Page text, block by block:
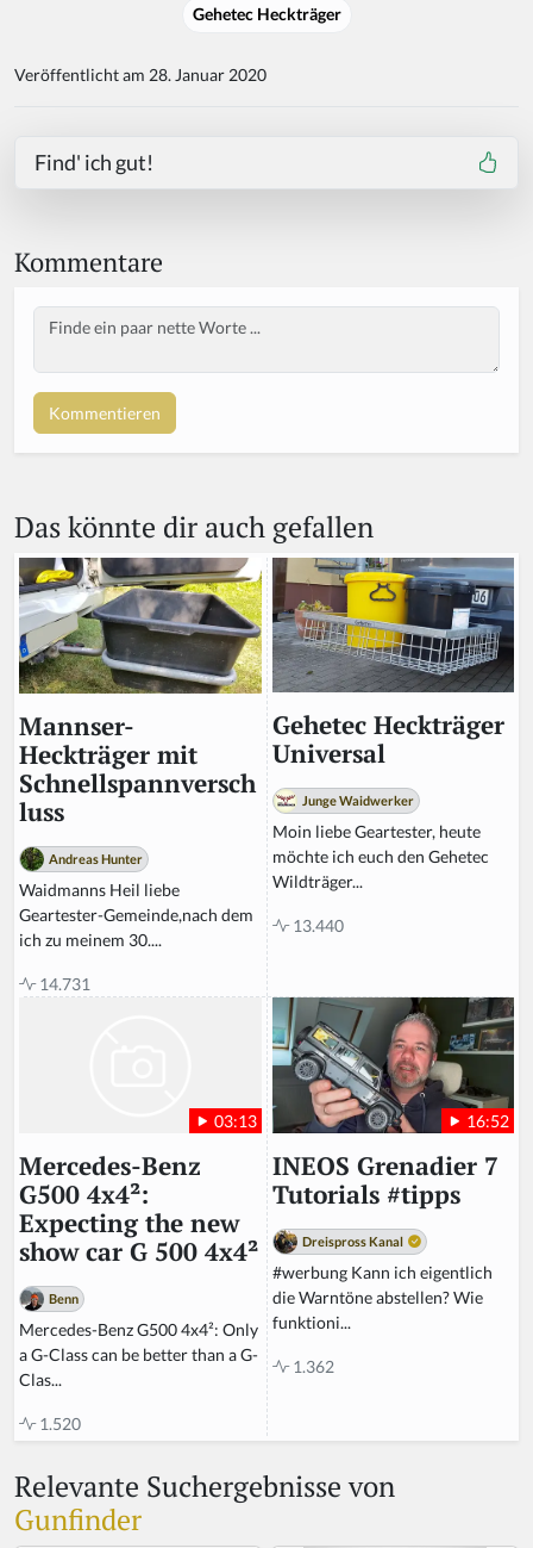
Gehetec Heckträger
Veröffentlicht am 28. Januar 2020
Find' ich gut!
Kommentare
Body
Das könnte dir auch gefallen
Mannser-
Heckträger mit
Schnellspannversch
luss
Andreas Hunter
Waidmanns Heil liebe
Geartester-Gemeinde,nach dem
ich zu meinem 30....
14.731
Gehetec Heckträger
Universal
Junge Waidwerker
Moin liebe Geartester, heute
möchte ich euch den Gehetec
Wildträger...
13.440
03:13
Mercedes-Benz
G500 4x4²:
Expecting the new
show car G 500 4x4²
Benn
Mercedes-Benz G500 4x4²: Only
a G-Class can be better than a G-
Clas...
1.520
16:52
INEOS Grenadier 7
Tutorials #tipps
Dreispross Kanal
#werbung Kann ich eigentlich
die Warntöne abstellen? Wie
funktioni...
1.362
Relevante Suchergebnisse von
Gunfinder